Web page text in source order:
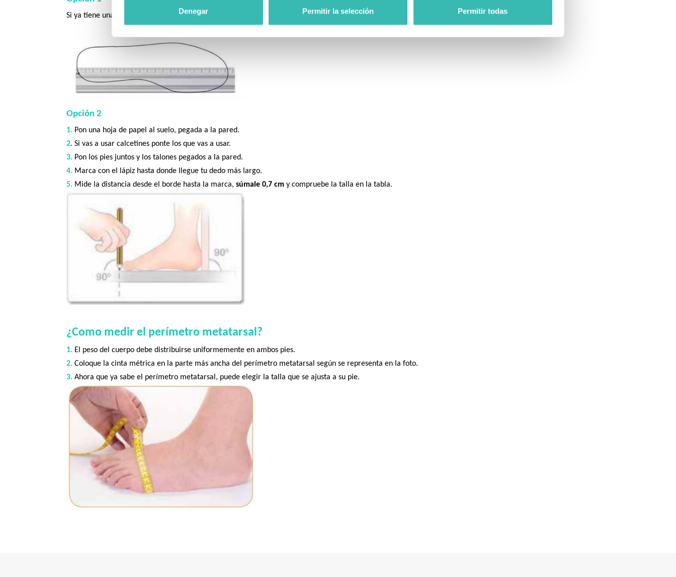
Denegar Permitir la selección Permitir todas
Si ya tiene una plantilla, tome las medidas de longitud de acuerdo a la ilustración y verifique la talla en la tabla.
Opción 2
1. Pon una hoja de papel al suelo, pegada a la pared.
2. Si vas a usar calcetines ponte los que vas a usar.
3. Pon los pies juntos y los talones pegados a la pared.
4. Marca con el lápiz hasta donde llegue tu dedo más largo.
5. Mide la distancia desde el borde hasta la marca, súmale 0,7 cm y compruebe la talla en la tabla.
¿Como medir el perímetro metatarsal?
1. El peso del cuerpo debe distribuirse uniformemente en ambos pies.
2. Coloque la cinta métrica en la parte más ancha del perímetro metatarsal según se representa en la foto.
3. Ahora que ya sabe el perímetro metatarsal, puede elegir la talla que se ajusta a su pie.